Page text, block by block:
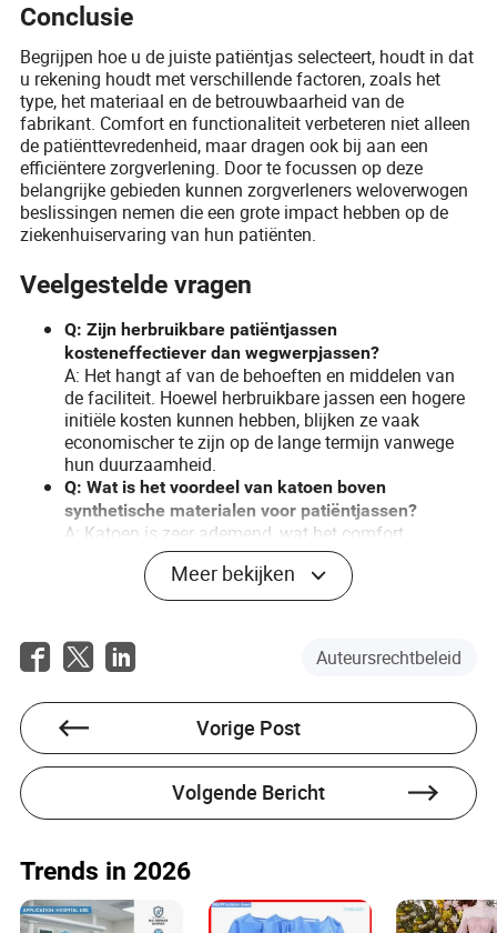
Conclusie
Begrijpen hoe u de juiste patiëntjas selecteert, houdt in dat
u rekening houdt met verschillende factoren, zoals het
type, het materiaal en de betrouwbaarheid van de
fabrikant. Comfort en functionaliteit verbeteren niet alleen
de patiënttevredenheid, maar dragen ook bij aan een
efficiëntere zorgverlening. Door te focussen op deze
belangrijke gebieden kunnen zorgverleners weloverwogen
beslissingen nemen die een grote impact hebben op de
ziekenhuiservaring van hun patiënten.
Veelgestelde vragen
Q: Zijn herbruikbare patiëntjassen
kosteneffectiever dan wegwerpjassen?
A: Het hangt af van de behoeften en middelen van
de faciliteit. Hoewel herbruikbare jassen een hogere
initiële kosten kunnen hebben, blijken ze vaak
economischer te zijn op de lange termijn vanwege
hun duurzaamheid.
Q: Wat is het voordeel van katoen boven
synthetische materialen voor patiëntjassen?
A: Katoen is zeer ademend, wat het comfort
verhoogt en irritatie vermindert, waardoor het de
voorkeur heeft voor langdurig dragen.
Q: Hoe kan ik ervoor zorgen dat de jassen voldoen
A: Controleer altijd de certificeringen van de
fabrikant en hun naleving van
Q: Kunnen we de ontwerpen van patiëntjassen
personaliseren?
A: Ja, veel fabrikanten bieden aanpasbare opties die
unieke ontwerpen, kleuren en prints mogelijk maken,
zodat de jassen voldoen aan specifieke institutionele
Meer bekijken
Auteursrechtbeleid
Vorige Post
Volgende Bericht
Trends in 2026